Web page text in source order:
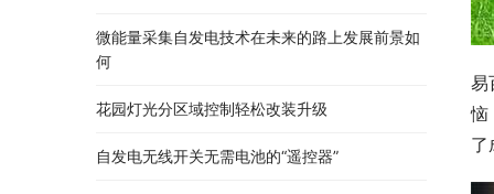
易
恼
了
微能量采集自发电技术在未来的路上发展前景如
何
花园灯光分区域控制轻松改装升级
自发电无线开关无需电池的“遥控器”